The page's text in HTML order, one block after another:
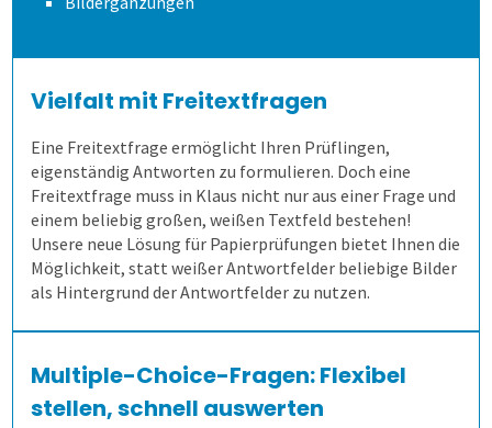
Abschreiben verhindern
Prüflinge anlegen
Fehler vermeiden
Transparenz schaffen
Qualitätsdaten
Ergebnisbericht
Aufgabenverwaltung Frida
Scannerkorrektur Klaus Papier
Onlineprüfungen Klaus Online
Demoversion
Schulungen
Einstieg
Fortgeschritten
Extras
ILIAS
Befragungen
Befragung mit QuestorPro
Unternehmen
Kontakt
Kontakt
Vielfalt mit Freitextfragen
Eine Freitextfrage ermöglicht Ihren Prüflingen,
eigenständig Antworten zu formulieren. Doch eine
Freitextfrage muss in Klaus nicht nur aus einer Frage und
einem beliebig großen, weißen Textfeld bestehen!
Unsere neue Lösung für Papierprüfungen bietet Ihnen die
Möglichkeit, statt weißer Antwortfelder beliebige Bilder
als Hintergrund der Antwortfelder zu nutzen.
Multiple-Choice-Fragen: Flexibel
stellen, schnell auswerten